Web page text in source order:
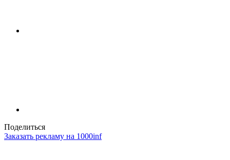
Поделиться
Заказать рекламу на 1000inf